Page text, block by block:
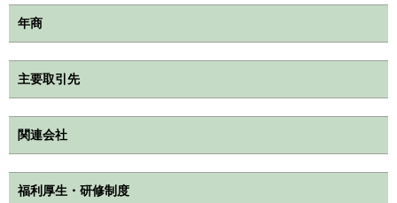
年商
主要取引先
関連会社
福利厚生・研修制度